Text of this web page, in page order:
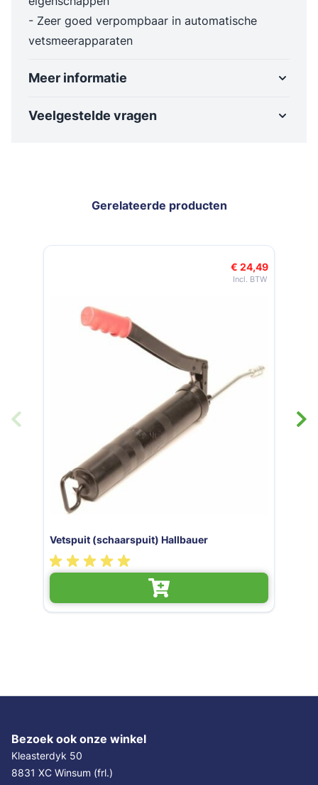
- Zeer goed verpompbaar in automatische
vetsmeerapparaten
Meer informatie
Veelgestelde vragen
Gerelateerde producten
Navigeren door de elementen van de carrousel is mogelijk met
Druk om carrousel over te slaan
Druk op om naar carrouselnavigatie te gaan
Hallbauer
Bezoek ook onze winkel
Kleasterdyk 50
8831 XC Winsum (frl.)